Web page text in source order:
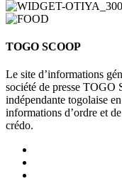
TOGO SCOOP
Le site d’informations
société de presse TOGO
indépendante togolaise
informations d’ordre et
crédo.